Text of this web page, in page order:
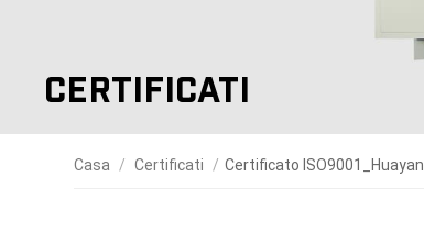
Certificati
Casa / Certificati / Certificato ISO9001_Huayan